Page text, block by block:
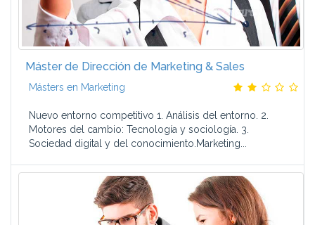
Máster de Dirección de Marketing & Sales
Másters en Marketing
Nuevo entorno competitivo 1. Análisis del entorno. 2.
Motores del cambio: Tecnología y sociología. 3.
Sociedad digital y del conocimiento.Marketing...